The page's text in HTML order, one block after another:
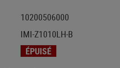
10200506000
IMI-Z1010LH-B
ÉPUISÉ